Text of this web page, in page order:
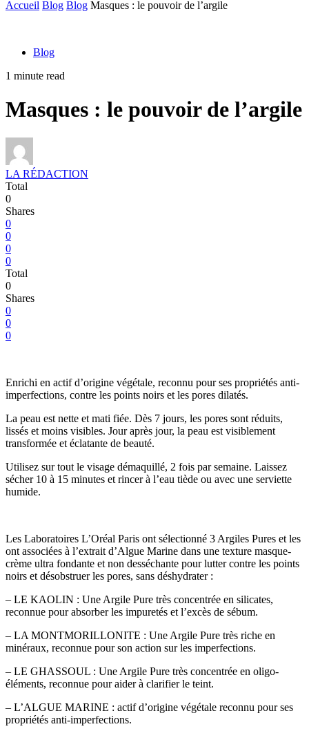
Accueil Blog Blog Masques : le pouvoir de l’argile
Blog
1 minute read
Masques : le pouvoir de l’argile
LA RÉDACTION
Total
0
Shares
0
0
0
0
Total
0
Shares
0
0
0
Enrichi en actif d’origine végétale, reconnu pour ses propriétés anti-
imperfections, contre les points noirs et les pores dilatés.
La peau est nette et mati fiée. Dès 7 jours, les pores sont réduits,
lissés et moins visibles. Jour après jour, la peau est visiblement
transformée et éclatante de beauté.
Utilisez sur tout le visage démaquillé, 2 fois par semaine. Laissez
sécher 10 à 15 minutes et rincer à l’eau tiède ou avec une serviette
humide.
Les Laboratoires L’Oréal Paris ont sélectionné 3 Argiles Pures et les
ont associées à l’extrait d’Algue Marine dans une texture masque-
crème ultra fondante et non desséchante pour lutter contre les points
noirs et désobstruer les pores, sans déshydrater :
– LE KAOLIN : Une Argile Pure très concentrée en silicates,
reconnue pour absorber les impuretés et l’excès de sébum.
– LA MONTMORILLONITE : Une Argile Pure très riche en
minéraux, reconnue pour son action sur les imperfections.
– LE GHASSOUL : Une Argile Pure très concentrée en oligo-
éléments, reconnue pour aider à clarifier le teint.
– L’ALGUE MARINE : actif d’origine végétale reconnu pour ses
propriétés anti-imperfections.